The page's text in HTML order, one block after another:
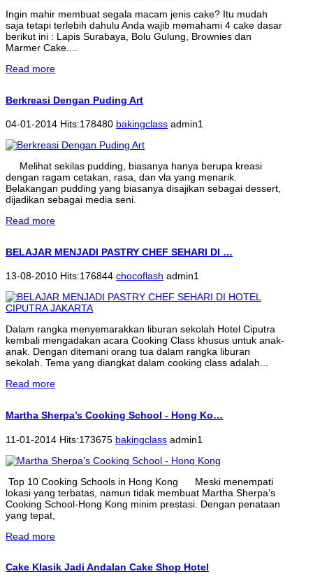
Ingin mahir membuat segala macam jenis cake? Itu mudah
saja tetapi terlebih dahulu Anda wajib memahami 4 cake dasar
berikut ini : Lapis Surabaya, Bolu Gulung, Brownies dan
Marmer Cake....
Read more
Berkreasi Dengan Puding Art
04-01-2014 Hits:178480 bakingclass admin1
Melihat sekilas pudding, biasanya hanya berupa kreasi
dengan ragam cetakan, rasa, dan vla yang menarik.
Belakangan pudding yang biasanya disajikan sebagai dessert,
dijadikan sebagai media seni.
Read more
BELAJAR MENJADI PASTRY CHEF SEHARI DI …
13-08-2010 Hits:176844 chocoflash admin1
Dalam rangka menyemarakkan liburan sekolah Hotel Ciputra
kembali mengadakan acara Cooking Class khusus untuk anak-
anak. Dengan ditemani orang tua dalam rangka liburan
sekolah. Tema yang diangkat dalam cooking class adalah...
Read more
Martha Sherpa’s Cooking School - Hong Ko…
11-01-2014 Hits:173675 bakingclass admin1
Top 10 Cooking Schools in Hong Kong Meski menempati
lokasi yang terbatas, namun tidak membuat Martha Sherpa’s
Cooking School-Hong Kong minim prestasi. Dengan penataan
yang tepat,
Read more
Cake Klasik Jadi Andalan Cake Shop Hotel